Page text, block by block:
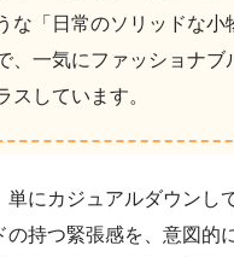
な「日常のソリッドな小
、一気にファッショナブ
スしています。
単にカジュアルダウンし
の持つ緊張感を、意図的